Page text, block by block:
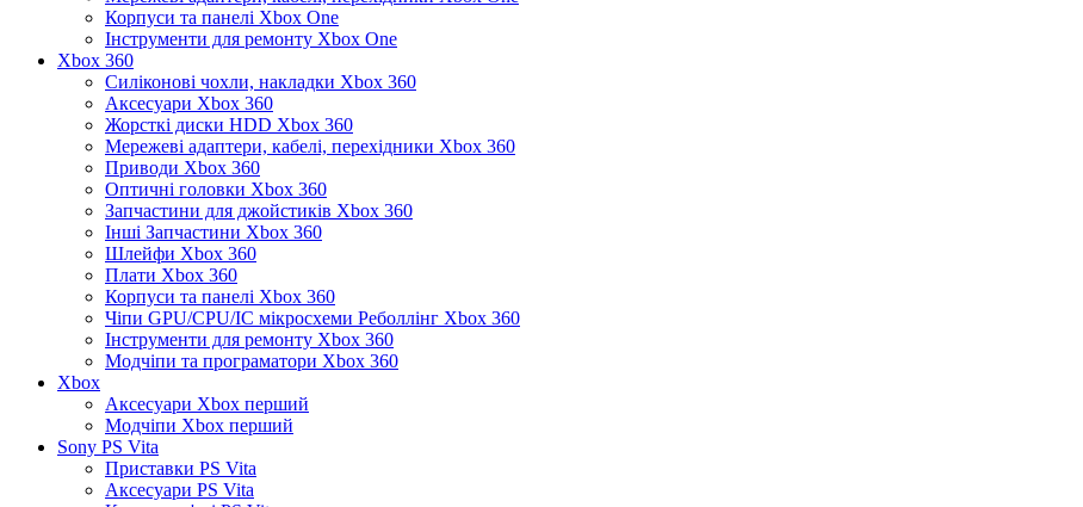
Корпуси та панелі Xbox One
Інструменти для ремонту Xbox One
Xbox 360
Силіконові чохли, накладки Xbox 360
Аксесуари Xbox 360
Жорсткі диски HDD Xbox 360
Мережеві адаптери, кабелі, перехідники Xbox 360
Приводи Xbox 360
Оптичні головки Xbox 360
Запчастини для джойстиків Xbox 360
Інші Запчастини Xbox 360
Шлейфи Xbox 360
Плати Xbox 360
Корпуси та панелі Xbox 360
Чіпи GPU/CPU/IC мікросхеми Реболлінг Xbox 360
Інструменти для ремонту Xbox 360
Модчіпи та програматори Xbox 360
Xbox
Аксесуари Xbox перший
Модчіпи Xbox перший
Sony PS Vita
Приставки PS Vita
Аксесуари PS Vita